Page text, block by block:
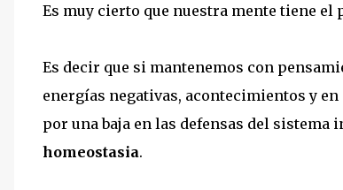
Es muy cierto que nuestra mente tiene
Es decir que si mantenemos con
energías negativas, acontecimientos y
por una baja en las defensas del sistema
homeostasia.